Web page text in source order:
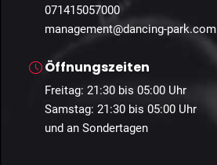
071415057000
management@dancing-park.com
Öffnungszeiten
Freitag: 21:30 bis 05:00 Uhr
Samstag: 21:30 bis 05:00 Uhr
und an Sondertagen